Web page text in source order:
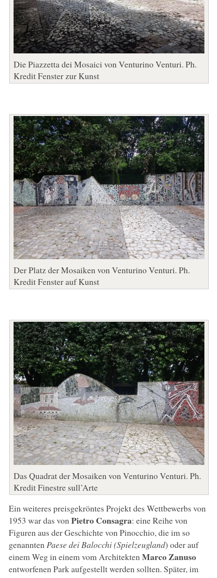
Die Piazzetta dei Mosaici von Venturino Venturi. Ph.
Kredit Fenster zur Kunst
Der Platz der Mosaiken von Venturino Venturi. Ph.
Kredit Fenster auf Kunst
Das Quadrat der Mosaiken von Venturino Venturi. Ph.
Kredit Finestre sull’Arte
Ein weiteres preisgekröntes Projekt des Wettbewerbs von
1953 war das von Pietro Consagra: eine Reihe von
Figuren aus der Geschichte von Pinocchio, die im so
genannten Paese dei Balocchi (Spielzeugland) oder auf
einem Weg in einem vom Architekten Marco Zanuso
entworfenen Park aufgestellt werden sollten. Später, im